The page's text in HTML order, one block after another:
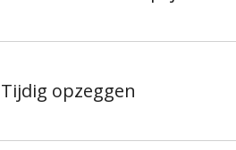
Tijdig opzeggen